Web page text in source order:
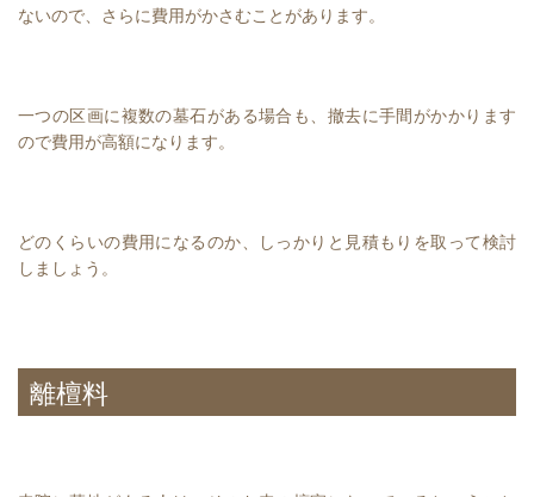
ないので、さらに費用がかさむことがあります。
一つの区画に複数の墓石がある場合も、撤去に手間がかかります
ので費用が高額になります。
どのくらいの費用になるのか、しっかりと見積もりを取って検討
しましょう。
離檀料